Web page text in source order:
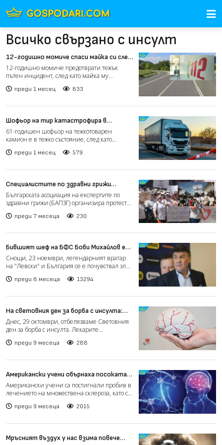
Всичко свързано с инсулт
12-годишно момиче спаси майка си след
инсулт зад волана на АМ „Струма“
12-годишно момиче предотврати тежък
пътен инцидент, след като майка му
преди 1 месец 833
Шофьор на тир катастрофира в
мантинела на „Тракия“ край Карнобат
61-годишен шофьор на тежкотоварен
камион е в тежко състояние, след като
преди 1 месец 579
Специалистите по здравни грижи
излизат на протест
Българската асоциация на експертите по
здравни грижи (БАПЗГ) организира протести
преди 7 месеца 230
Бившият шеф на БФС Боби Михайлов е
приет в болница
Снощи, 23 ноември, легендарният вратар
на "Левски" и България се е почувствал зле
преди 8 месеца 13294
На световния ден за борба с инсулта:
Навременната помощ спасява животи
(видео)
Днес, 29 октомври, отбелязваме Световния
ден за борба с инсулта. Лекарите
преди 9 месеца 288
Американски учени обърнаха посоката
на множествената склероза
Американски учени са постигнали пробив в
лечението на множествена склероза, като са
преди 9 месеца 2015
Мръсният въздух у нас взима повече